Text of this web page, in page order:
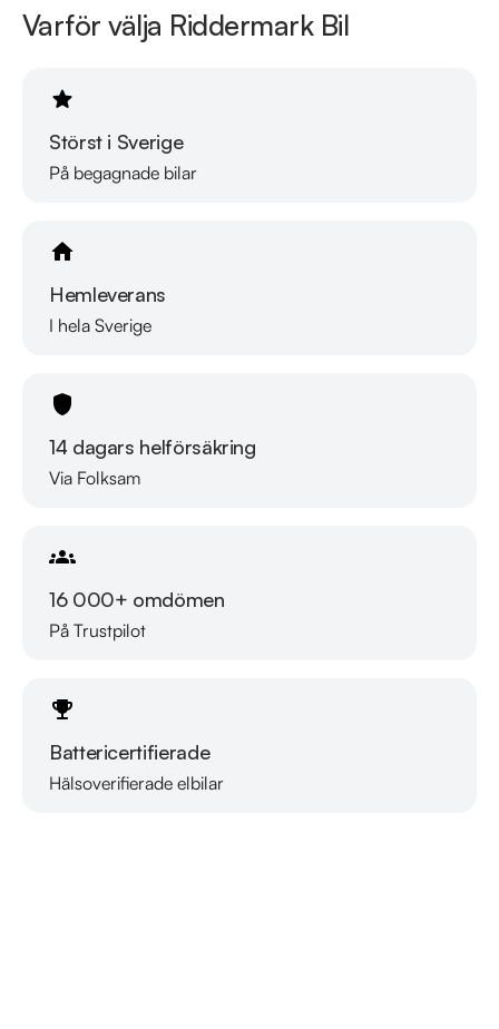
Varför välja Riddermark Bil
Störst i Sverige
På begagnade bilar
Hemleverans
I hela Sverige
14 dagars helförsäkring
Via Folksam
16 000+ omdömen
På Trustpilot
Battericertifierade
Hälsoverifierade elbilar
Läs mer om oss